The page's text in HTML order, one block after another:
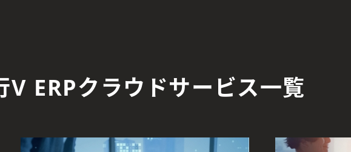
V ERPクラウドサービス一覧